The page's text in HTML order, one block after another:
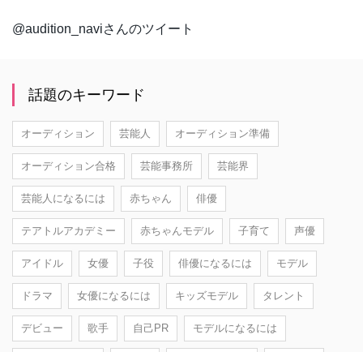
@audition_naviさんのツイート
話題のキーワード
オーディション 芸能人 オーディション準備
オーディション合格 芸能事務所 芸能界
芸能人になるには 赤ちゃん 俳優
テアトルアカデミー 赤ちゃんモデル 子育て 声優
アイドル 女優 子役 俳優になるには モデル
ドラマ 女優になるには キッズモデル タレント
デビュー 歌手 自己PR モデルになるには